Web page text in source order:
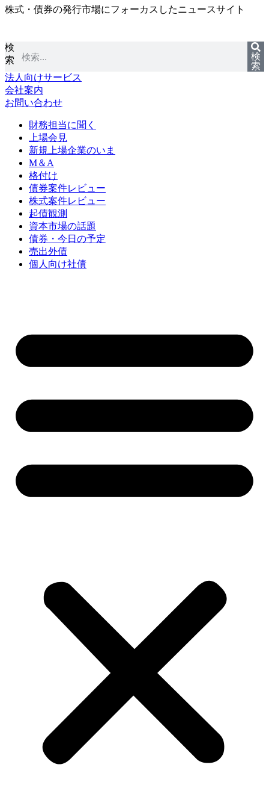
コ
ン
ツ
に
ス
キ
ッ
株式・債券の発行市場にフォーカスしたニュースサイト
検
索
検
索
法人向けサービス
会社案内
お問い合わせ
財務担当に聞く
上場会見
新規上場企業のいま
M＆A
格付け
債券案件レビュー
株式案件レビュー
起債観測
資本市場の話題
債券・今日の予定
売出外債
個人向け社債